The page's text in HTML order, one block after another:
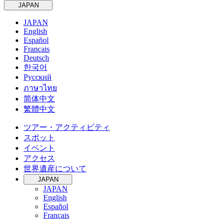
JAPAN
JAPAN
English
Español
Français
Deutsch
한국어
Русский
ภาษาไทย
简体中文
繁體中文
ツアー・アクティビティ
スポット
イベント
アクセス
世界遺産について
JAPAN
JAPAN
English
Español
Français